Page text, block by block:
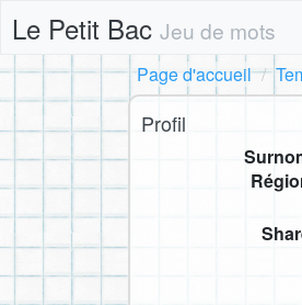
Le Petit Bac Jeu de mots
Page d'accueil
Profil